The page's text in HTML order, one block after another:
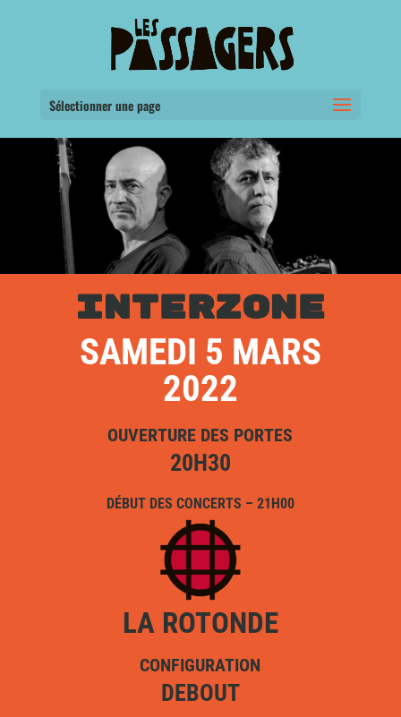
Sélectionner une page
INTERZONE
SAMEDI 5 MARS
2022
OUVERTURE DES PORTES
20H30
DÉBUT DES CONCERTS – 21H00
LA ROTONDE
CONFIGURATION
DEBOUT